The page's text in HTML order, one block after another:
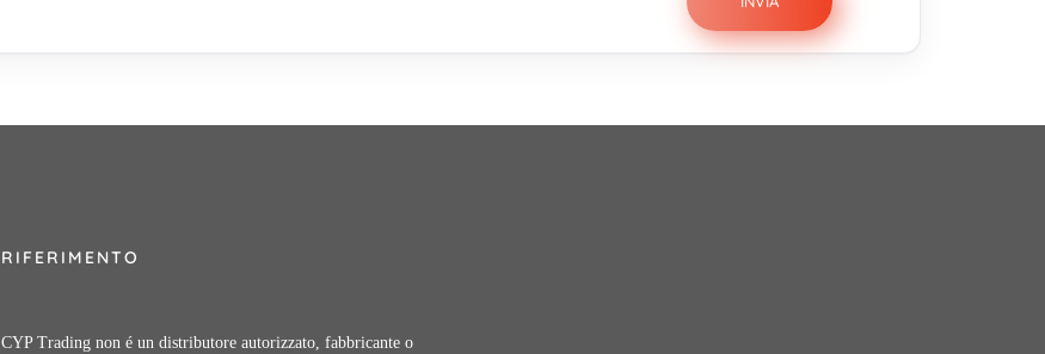
RIFERIMENTO
CYP Trading non é un distributore autorizzato, fabbricante o